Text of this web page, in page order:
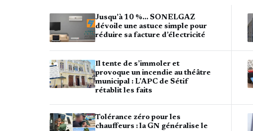
Jusqu’à 10 %… SONELGAZ
dévoile une astuce simple pour
réduire sa facture d’électricité
Il tente de s’immoler et
provoque un incendie au théâtre
municipal : L’APC de Sétif
rétablit les faits
Tolérance zéro pour les
chauffeurs : la GN généralise le